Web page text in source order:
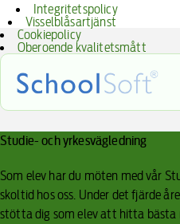
Integritetspolicy
Visselblåsartjänst
Cookiepolicy
Oberoende kvalitetsmått
Studie- och yrkesvägledning
Som elev har du möten med vår
skoltid hos oss. Under det fjärde
stötta dig som elev att hitta bästa